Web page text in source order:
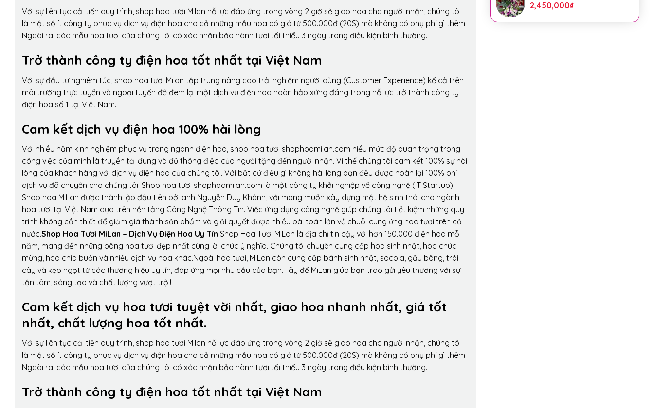
2,450,000₫
Với sự liên tục cải tiến quy trình, shop hoa tươi Milan nỗ lực đáp ứng trong vòng 2 giờ sẽ giao hoa cho người nhận, chúng tôi
là một số ít công ty phục vụ dịch vụ điện hoa cho cả những mẫu hoa có giá từ 500.000đ (20$) mà không có phụ phí gì thêm.
Ngoài ra, các mẫu hoa tươi của chúng tôi có xác nhận bảo hành tươi tối thiểu 3 ngày trong điều kiện bình thường.
Trở thành công ty điện hoa tốt nhất tại Việt Nam
Với sự đầu tư nghiêm túc, shop hoa tươi Milan tập trung nâng cao trải nghiệm người dùng (Customer Experience) kể cả trên
môi trường trực tuyến và ngoại tuyến để đem lại một dịch vụ điện hoa hoàn hảo xứng đáng trong nỗ lực trở thành công ty
điện hoa số 1 tại Việt Nam.
Cam kết dịch vụ điện hoa 100% hài lòng
Với nhiều năm kinh nghiệm phục vụ trong ngành điện hoa, shop hoa tươi shophoamilan.com hiểu mức độ quan trọng trong
công việc của mình là truyền tải đúng và đủ thông điệp của người tặng đến người nhận. Vì thế chúng tôi cam kết 100% sự hài
lòng của khách hàng với dịch vụ điện hoa của chúng tôi. Với bất cứ điều gì không hài lòng bạn đều được hoàn lại 100% phí
dịch vụ đã chuyển cho chúng tôi. Shop hoa tươi shophoamilan.com là một công ty khởi nghiệp về công nghệ (IT Startup).
Shop hoa MiLan được thành lập đầu tiên bởi anh Nguyễn Duy Khánh, với mong muốn xây dựng một hệ sinh thái cho ngành
hoa tươi tại Việt Nam dựa trên nền tảng Công Nghệ Thông Tin. Việc ứng dụng công nghệ giúp chúng tôi tiết kiệm những quy
trình không cần thiết để giảm giá thành sản phẩm và giải quyết được nhiều bài toán lớn về chuỗi cung ứng hoa tươi trên cả
nước.Shop Hoa Tươi MiLan – Dịch Vụ Điện Hoa Uy Tín Shop Hoa Tươi MiLan là địa chỉ tin cậy với hơn 150.000 điện hoa mỗi
năm, mang đến những bông hoa tươi đẹp nhất cùng lời chúc ý nghĩa. Chúng tôi chuyên cung cấp hoa sinh nhật, hoa chúc
mừng, hoa chia buồn và nhiều dịch vụ hoa khác.Ngoài hoa tươi, MiLan còn cung cấp bánh sinh nhật, socola, gấu bông, trái
cây và kẹo ngọt từ các thương hiệu uy tín, đáp ứng mọi nhu cầu của bạn.Hãy để MiLan giúp bạn trao gửi yêu thương với sự
tận tâm, sáng tạo và chất lượng vượt trội!
Cam kết dịch vụ hoa tươi tuyệt vời nhất, giao hoa nhanh nhất, giá tốt
nhất, chất lượng hoa tốt nhất.
Với sự liên tục cải tiến quy trình, shop hoa tươi Milan nỗ lực đáp ứng trong vòng 2 giờ sẽ giao hoa cho người nhận, chúng tôi
là một số ít công ty phục vụ dịch vụ điện hoa cho cả những mẫu hoa có giá từ 500.000đ (20$) mà không có phụ phí gì thêm.
Ngoài ra, các mẫu hoa tươi của chúng tôi có xác nhận bảo hành tươi tối thiểu 3 ngày trong điều kiện bình thường.
Trở thành công ty điện hoa tốt nhất tại Việt Nam